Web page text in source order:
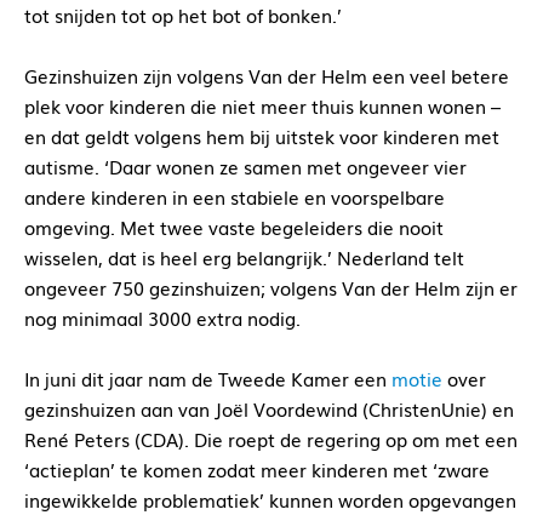
tot snijden tot op het bot of bonken.’
Gezinshuizen zijn volgens Van der Helm een veel betere
plek voor kinderen die niet meer thuis kunnen wonen –
en dat geldt volgens hem bij uitstek voor kinderen met
autisme. ‘Daar wonen ze samen met ongeveer vier
andere kinderen in een stabiele en voorspelbare
omgeving. Met twee vaste begeleiders die nooit
wisselen, dat is heel erg belangrijk.’ Nederland telt
ongeveer 750 gezinshuizen; volgens Van der Helm zijn er
nog minimaal 3000 extra nodig.
In juni dit jaar nam de Tweede Kamer een motie over
gezinshuizen aan van Joël Voordewind (ChristenUnie) en
René Peters (CDA). Die roept de regering op om met een
‘actieplan’ te komen zodat meer kinderen met ‘zware
ingewikkelde problematiek’ kunnen worden opgevangen